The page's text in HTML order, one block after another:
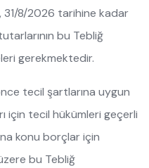
31/8/2026 tarihine kadar
bu Tebliğ
gerekmektedir.
tecil şartlarına uygun
için tecil hükümleri geçerli
konu borçlar için
bu Tebliğ